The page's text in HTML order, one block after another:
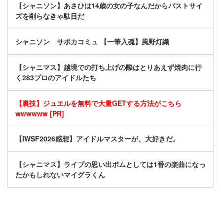
【シャニソン】あさひは14歳の女の子なんだからバストサイ
ズを削らなきゃ駄目だ
シャニソン サポカコミュ 【一筆入魂】風野灯織
【シャニマス】越境での打ち上げの際はとりあえず焼肉に行
く283プロのアイドルたち
【裏技】ジュエルを無料で大量GETする方法がこちら
wwwwww [PR]
【IWSF2026感想】アイドルマスターが、大好きだ。
【シャニマス】ライブの思い出ボムとしては1番の楽曲になっ
たかもしれないマイグラくん